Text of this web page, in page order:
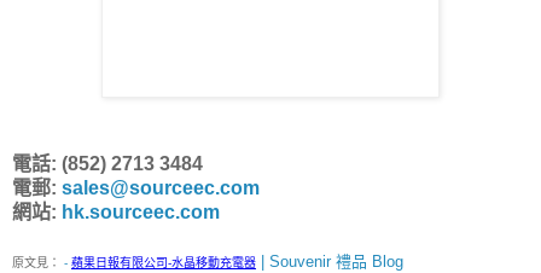
電話: (852) 2713 3484
電郵: sales@sourceec.com
網站: hk.sourceec.com
原文見： - 蘋果日報有限公司-水晶移動充電器 | Souvenir 禮品 Blog